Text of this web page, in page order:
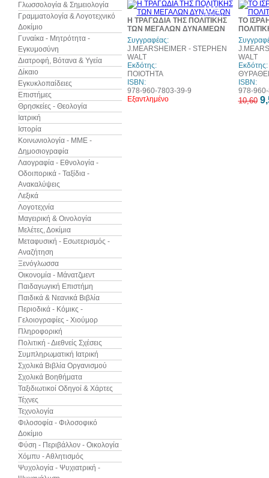
Γλωσσολογία & Σημειολογία
Γραμματολογία & Λογοτεχνικό
Δοκίμιο
Γυναίκα - Μητρότητα -
Εγκυμοσύνη
Διατροφή, Βότανα & Υγεία
Δίκαιο
Εγκυκλοπαίδειες
Επιστήμες
Θρησκείες - Θεολογία
Ιατρική
Ιστορία
Κοινωνιολογία - ΜΜΕ -
Δημοσιογραφία
Λαογραφία - Εθνολογία -
Οδοιπορικά - Ταξίδια -
Ανακαλύψεις
Λεξικά
Λογοτεχνία
Μαγειρική & Οινολογία
Μελέτες, Δοκίμια
Μεταφυσική - Εσωτερισμός -
Αναζήτηση
Ξενόγλωσσα
Οικονομία - Μάνατζμεντ
Παιδαγωγική Επιστήμη
Παιδικά & Νεανικά Βιβλία
Περιοδικά - Κόμικς -
Γελοιογραφίες - Χιούμορ
Πληροφορική
Πολιτική - Διεθνείς Σχέσεις
Συμπληρωματική Ιατρική
Σχολικά Βιβλία Οργανισμού
Σχολικά Βοηθήματα
Ταξιδιωτικοί Οδηγοί & Χάρτες
Τέχνες
Τεχνολογία
Φιλοσοφία - Φιλοσοφικό
Δοκίμιο
Φύση - Περιβάλλον - Οικολογία
Χόμπυ - Αθλητισμός
Ψυχολογία - Ψυχιατρική -
10%
έκπτωση
Η ΤΡΑΓΩΔΙΑ ΤΗΣ ΠΟΛΙΤΙΚΗΣ
ΤΩΝ ΜΕΓΑΛΩΝ ΔΥΝΑΜΕΩΝ
Συγγραφέας:
J.MEARSHEIMER - STEPHEN
WALT
Εκδότης:
ΠΟΙΟΤΗΤΑ
ISBN:
978-960-7803-39-9
Εξαντλημένο
ΤΟ
WALT
Εκδότης:
ISBN:
978-
10,60